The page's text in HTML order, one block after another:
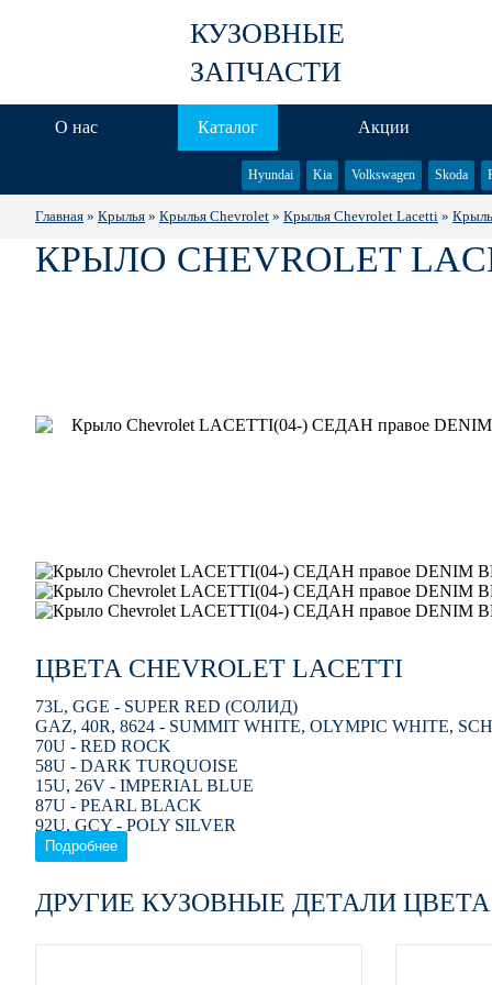
КУЗОВНЫЕ
ЗАПЧАСТИ
О нас Каталог Акции
Hyundai Kia Volkswagen Skoda
Главная » Крылья » Крылья Chevrolet » Крылья Chevrolet Lacetti »
КРЫЛО CHEVROLET
ЦВЕТА CHEVROLET LACETTI
73L, GGE - SUPER RED (СОЛИД)
GAZ, 40R, 8624 - SUMMIT WHITE, OLYMPIC WHITE,
70U - RED ROCK
58U - DARK TURQUOISE
15U, 26V - IMPERIAL BLUE
87U - PEARL BLACK
92U, GCY - POLY SILVER
54U - SUNSET ORANGE
35U, 2WU - MINT GREEN
31U - DENIM BLUE
GCV - PEWTER GREY
Подробнее
ДРУГИЕ КУЗОВНЫЕ ДЕТАЛИ ЦВЕТА